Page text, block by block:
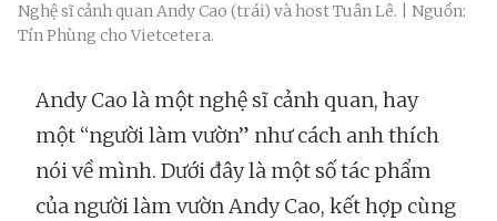
Nghệ sĩ cảnh quan Andy Cao (trái) và host Tuân Lê. | Nguồn:
Tín Phùng cho Vietcetera.
Andy Cao là một nghệ sĩ cảnh quan, hay
một “người làm vườn” như cách anh thích
nói về mình. Dưới đây là một số tác phẩm
của người làm vườn Andy Cao, kết hợp cùng